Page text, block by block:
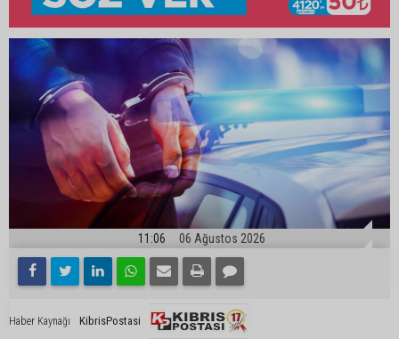
11:06 06 Ağustos 2026
Haber Kaynağı KibrisPostasi